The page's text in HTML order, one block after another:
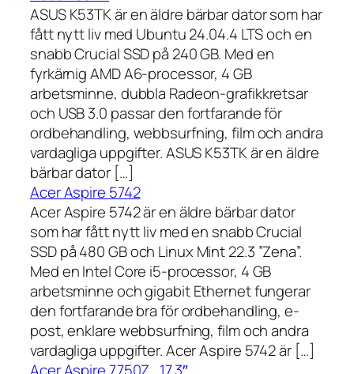
ASUS K53TK är en äldre bärbar dator som har
fått nytt liv med Ubuntu 24.04.4 LTS och en
snabb Crucial SSD på 240 GB. Med en
fyrkärnig AMD A6-processor, 4 GB
arbetsminne, dubbla Radeon-grafikkretsar
och USB 3.0 passar den fortfarande för
ordbehandling, webbsurfning, film och andra
vardagliga uppgifter. ASUS K53TK är en äldre
bärbar dator […]
Acer Aspire 5742
Acer Aspire 5742 är en äldre bärbar dator
som har fått nytt liv med en snabb Crucial
SSD på 480 GB och Linux Mint 22.3 ”Zena”.
Med en Intel Core i5-processor, 4 GB
arbetsminne och gigabit Ethernet fungerar
den fortfarande bra för ordbehandling, e-
post, enklare webbsurfning, film och andra
vardagliga uppgifter. Acer Aspire 5742 är […]